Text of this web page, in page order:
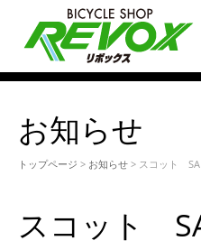
お知らせ
トップページ > お知らせ > スコット
スコット